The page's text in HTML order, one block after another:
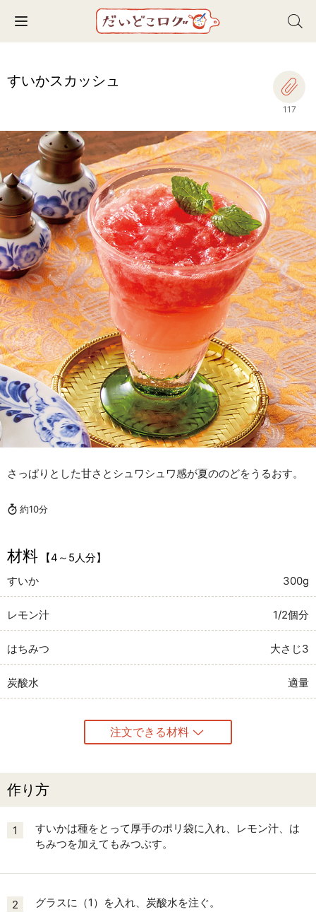
Toggle navigation
すいかスカッシュ
117
さっぱりとした甘さとシュワシュワ感が夏ののどをうるおす。
約10分
材料
【4～5人分】
すいか
300g
レモン汁 1/2個分
はちみつ 大さじ3
炭酸水 適量
注文できる材料
作り方
1
すいかは種をとって厚手のポリ袋に入れ、レモン汁、は
ちみつを加えてもみつぶす。
2 グラスに（1）を入れ、炭酸水を注ぐ。